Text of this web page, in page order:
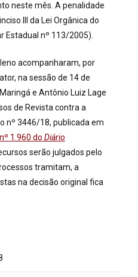
neste mês. A penalidade
III da Lei Orgânica do
Estadual nº 113/2005).
acompanharam, por
na sessão de 14 de
e Antônio Luiz Lage
de Revista contra a
nº 3446/18, publicada em
1.960 do Diário
serão julgados pelo
tramitam, a
na decisão original fica